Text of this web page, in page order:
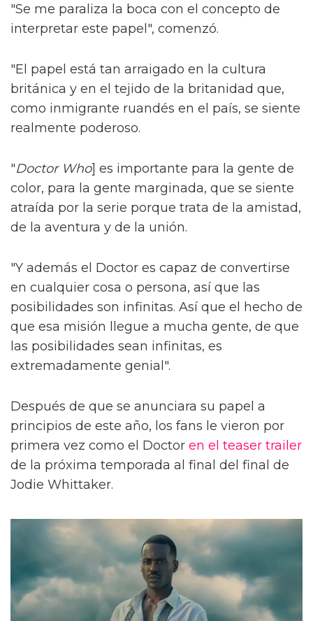
"Se me paraliza la boca con el concepto de
interpretar este papel", comenzó.
"El papel está tan arraigado en la cultura
británica y en el tejido de la britanidad que,
como inmigrante ruandés en el país, se siente
realmente poderoso.
"Doctor Who] es importante para la gente de
color, para la gente marginada, que se siente
atraída por la serie porque trata de la amistad,
de la aventura y de la unión.
"Y además el Doctor es capaz de convertirse
en cualquier cosa o persona, así que las
posibilidades son infinitas. Así que el hecho de
que esa misión llegue a mucha gente, de que
las posibilidades sean infinitas, es
extremadamente genial".
Después de que se anunciara su papel a
principios de este año, los fans le vieron por
primera vez como el Doctor en el teaser trailer
de la próxima temporada al final del final de
Jodie Whittaker.